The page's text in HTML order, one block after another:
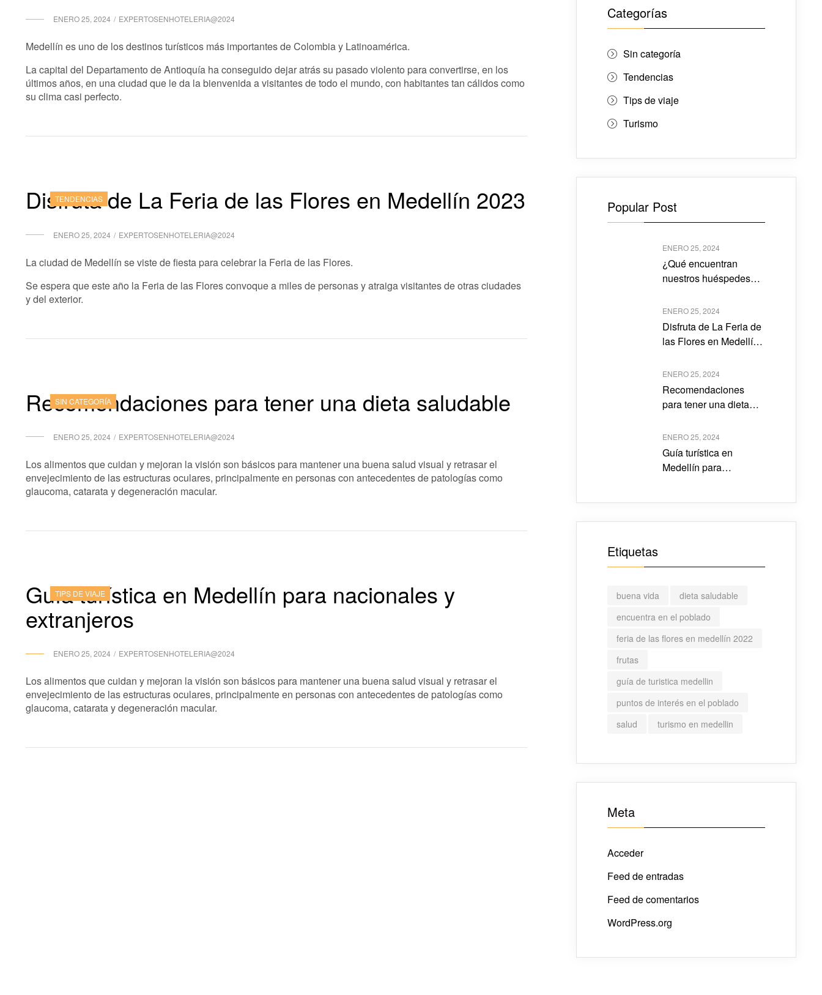
ENERO 25, 2024 EXPERTOSENHOTELERIA@2024
Medellín es uno de los destinos turísticos más importantes de Colombia y Latinoamérica.
La capital del Departamento de Antioquía ha conseguido dejar atrás su pasado violento para convertirse, en los
últimos años, en una ciudad que le da la bienvenida a visitantes de todo el mundo, con habitantes tan cálidos como
su clima casi perfecto.
TENDENCIAS
Disfruta de La Feria de las Flores en Medellín 2023
ENERO 25, 2024 EXPERTOSENHOTELERIA@2024
La ciudad de Medellín se viste de fiesta para celebrar la Feria de las Flores.
Se espera que este año la Feria de las Flores convoque a miles de personas y atraiga visitantes de otras ciudades
y del exterior.
SIN CATEGORÍA
Recomendaciones para tener una dieta saludable
ENERO 25, 2024 EXPERTOSENHOTELERIA@2024
Los alimentos que cuidan y mejoran la visión son básicos para mantener una buena salud visual y retrasar el
envejecimiento de las estructuras oculares, principalmente en personas con antecedentes de patologías como
glaucoma, catarata y degeneración macular.
TIPS DE VIAJE
Guía turística en Medellín para nacionales y
extranjeros
ENERO 25, 2024 EXPERTOSENHOTELERIA@2024
Los alimentos que cuidan y mejoran la visión son básicos para mantener una buena salud visual y retrasar el
envejecimiento de las estructuras oculares, principalmente en personas con antecedentes de patologías como
glaucoma, catarata y degeneración macular.
Categorías
Sin categoría
Tendencias
Tips de viaje
Turismo
Popular Post
ENERO 25, 2024
¿Qué encuentran
nuestros huéspedes
10?
ENERO 25, 2024
Disfruta de La Feria de
las Flores en Medellín
ENERO 25, 2024
Recomendaciones
para tener una dieta
ENERO 25, 2024
Guía turística en
Medellín para
Etiquetas
buena vida
dieta saludable
encuentra en el poblado
feria de las flores en medellín 2022
frutas
guía de turistica medellin
puntos de interés en el poblado
salud
turismo en medellin
Meta
Acceder
Feed de entradas
Feed de comentarios
WordPress.org